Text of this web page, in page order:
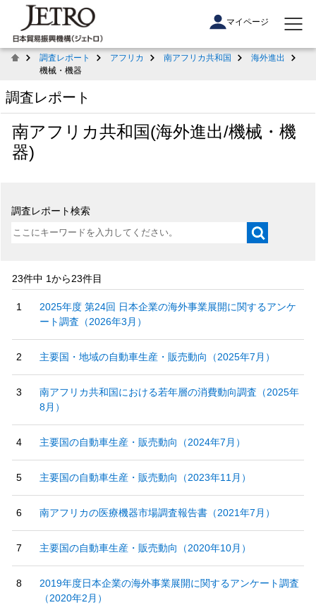
マイページ
調査レポート アフリカ 南アフリカ共和国
海外進出
機械・機器
調査レポート
南アフリカ共和国(海外進出/機械・機
器)
調査レポート検索
23件中 1から23件目
2025年度 第24回 日本企業の海外事業展開に関するアンケ
ート調査（2026年3月）
主要国・地域の自動車生産・販売動向（2025年7月）
南アフリカ共和国における若年層の消費動向調査（2025年
8月）
主要国の自動車生産・販売動向（2024年7月）
主要国の自動車生産・販売動向（2023年11月）
南アフリカの医療機器市場調査報告書（2021年7月）
主要国の自動車生産・販売動向（2020年10月）
2019年度日本企業の海外事業展開に関するアンケート調査
（2020年2月）